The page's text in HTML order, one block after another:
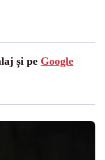
și pe Google